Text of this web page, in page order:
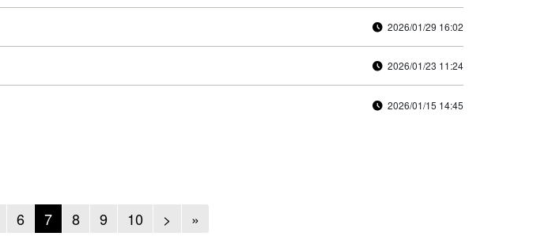
2026/01/29 16:02
2026/01/23 11:24
2026/01/15 14:45
6 7 8 9 10 > Next
»